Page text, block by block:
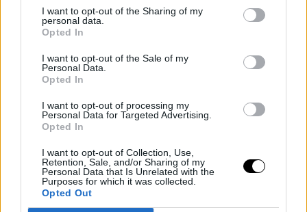
I want to opt-out of the Sharing of my
personal data.
Opted In
I want to opt-out of the Sale of my
Personal Data.
Opted In
I want to opt-out of processing my
Personal Data for Targeted Advertising.
Opted In
I want to opt-out of Collection, Use,
Retention, Sale, and/or Sharing of my
Personal Data that Is Unrelated with the
Purposes for which it was collected.
Opted Out
Colin Kaepernick, arrodillándose durante el himno
violencia que sufre la comunidad afroamericana en
Estados Unidos. Esta semana, la liga de fútbol
americano ha hecho saber que sancionará a los
jugadores que imiten el gesto del quarterback. “Están
intentando usar el himno como falso patriotismo. Es
idiota. Intentan asustar a la gente” comentaba Kerr
sobre la decisión para terminar: “Estoy orgulloso de